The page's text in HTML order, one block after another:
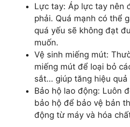
Lực tay: Áp lực tay nên
phải. Quá mạnh có thể
quá yếu sẽ không đạt
muốn.
Vệ sinh miếng mút:
miếng mút để loại bỏ
sắt… giúp tăng hiệu quả
Bảo hộ lao động: Luôn
bảo hộ để bảo vệ bản
động từ máy và hóa